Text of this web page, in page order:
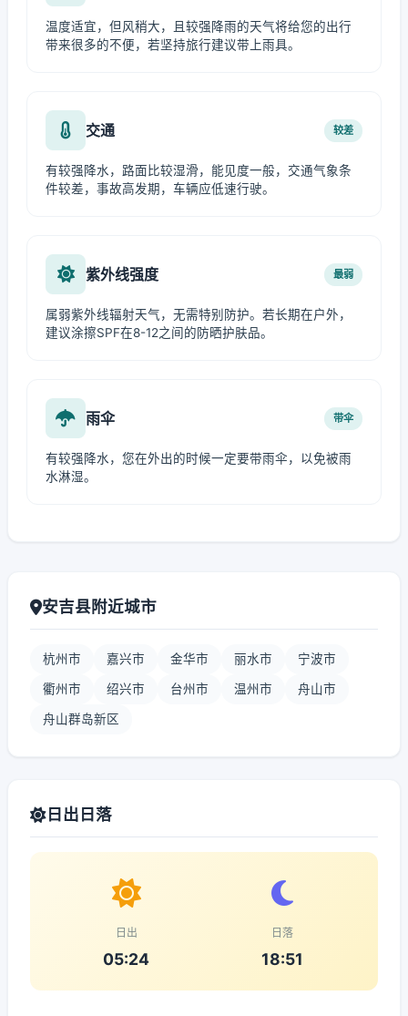
温度适宜，但风稍大，且较强降雨的天气将给您的出行
带来很多的不便，若坚持旅行建议带上雨具。
交通 较差
有较强降水，路面比较湿滑，能见度一般，交通气象条
件较差，事故高发期，车辆应低速行驶。
紫外线强度 最弱
属弱紫外线辐射天气，无需特别防护。若长期在户外，
建议涂擦SPF在8-12之间的防晒护肤品。
雨伞 带伞
有较强降水，您在外出的时候一定要带雨伞，以免被雨
水淋湿。
安吉县附近城市
杭州市 嘉兴市 金华市 丽水市 宁波市
衢州市 绍兴市 台州市 温州市 舟山市
舟山群岛新区
日出日落
日出
05:24
日落
18:51